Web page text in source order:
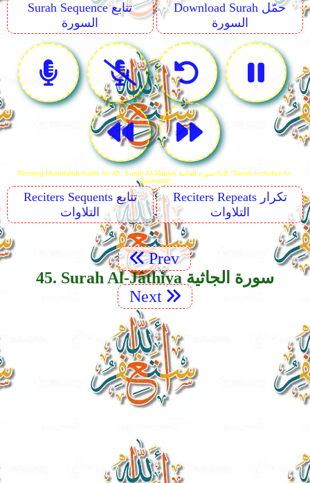
Surah Sequence تتابع
السورة
Download Surah حمّل
السورة
Reciting Murattalah Audio for 45. Surah Al-Jâthiya سورة الجاثية N.B *Surah Includes Al-
Basmalah
Reciters Sequents تتابع
التلاوات
Reciters Repeats تكرار
التلاوات
Prev
45. Surah Al-Jâthiya سورة الجاثية
Next